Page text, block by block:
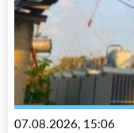
07.08.2026, 15:06